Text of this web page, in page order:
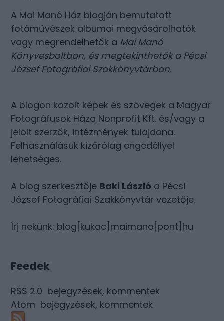
A Mai Manó Ház blogján bemutatott
fotóművészek albumai megvásárolhatók
vagy megrendelhetők a Mai Manó
Könyvesboltban, és megtekinthetők a Pécsi
József Fotográfiai Szakkönyvtárban.
A blogon közölt képek és szövegek a Magyar
Fotográfusok Háza Nonprofit Kft. és/vagy a
jelölt szerzők, intézmények tulajdona.
Felhasználásuk kizárólag engedéllyel
lehetséges.
A blog szerkesztője Baki László a Pécsi
József Fotográfiai Szakkönyvtár vezetője.
Írj nekünk: blog[kukac]maimano[pont]hu
Feedek
RSS 2.0 bejegyzések, kommentek
Atom bejegyzések, kommentek